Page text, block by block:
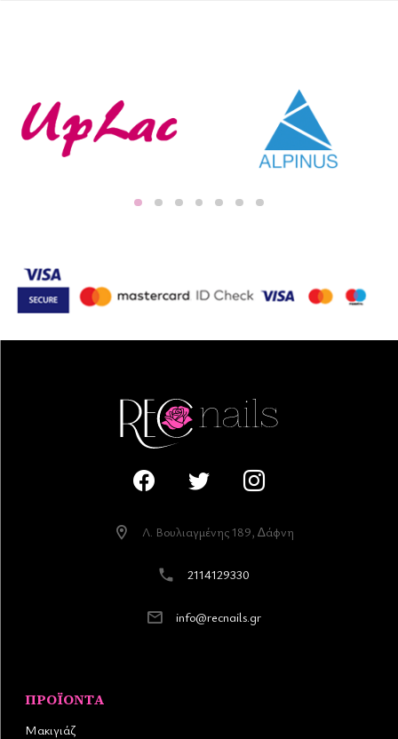
Λ. Βουλιαγµένης 189, ∆άφνη
2114129330
info@recnails.gr
ΠΡΟΪΌΝΤΑ
Μακιγιάζ